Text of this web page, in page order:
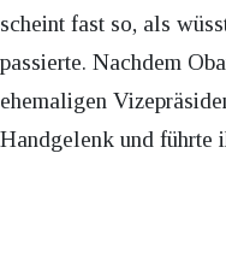
scheint fast so, als
passierte. Nachdem
ehemaligen
Handgelenk und führte